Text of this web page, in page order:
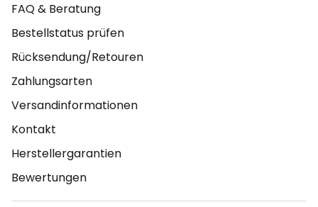
FAQ & Beratung
Bestellstatus prüfen
Rücksendung/Retouren
Zahlungsarten
Versandinformationen
Kontakt
Herstellergarantien
Bewertungen